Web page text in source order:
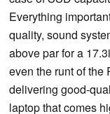
Everything
quality, sound
above par for a
even the runt of the
delivering good-
laptop that comes